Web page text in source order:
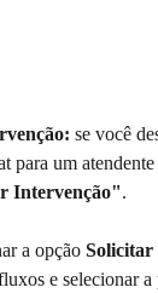
se você
para um
Intervenção".
a opção Solicitar
e selecionar